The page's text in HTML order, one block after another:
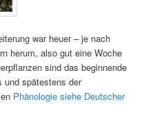
war heuer – je nach
herum, also gut eine Woche
sind das beginnende
und spätestens der
Phänologie siehe Deutscher